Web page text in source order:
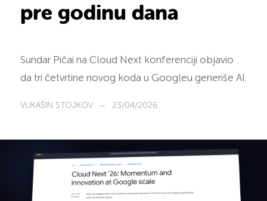
pre godinu dana
Sundar Pičai na Cloud Next konferenciji objavio
da tri četvrtine novog koda u Googleu generiše AI.
VUKAŠIN STOJKOV — 23/04/2026